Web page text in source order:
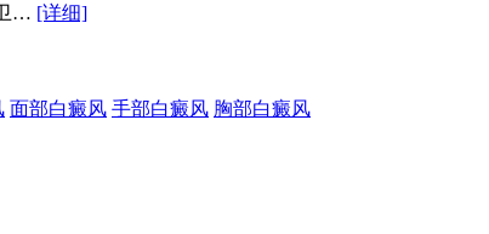
… [详细]
面部白癜风 手部白癜风 胸部白癜风